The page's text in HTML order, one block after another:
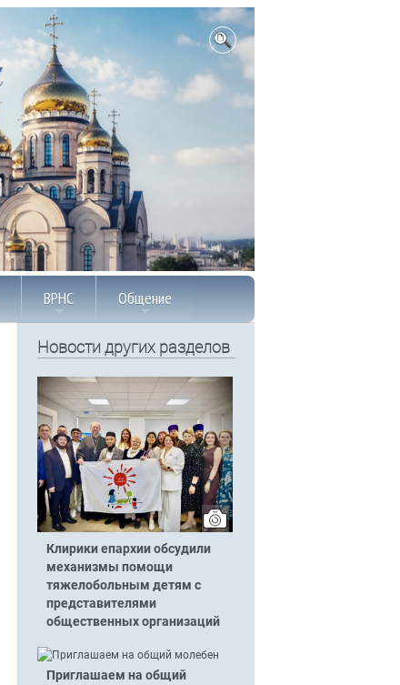
ВРНС Общение
Новости других разделов
Клирики епархии обсудили
механизмы помощи
тяжелобольным детям с
представителями
общественных организаций
Приглашаем на общий